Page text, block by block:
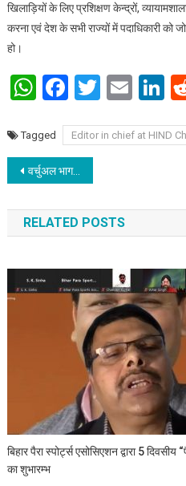
खिलाड़ियों के लिए प्रशिक्षण केन्द्रों,
करना एवं देश के सभी राज्यों में पदाधिकारी को
हो।
WhatsApp
Facebook
Twitter
Tagged Editor in chief at HIND
Post navigation
वर्चुअल भागलपुर जिला दिव्‍यांगजन समूह (डी.पी.जी.) का समीक्षात्‍मक बैठक का आयोजन
RELATED POSTS
बिहार पैरा स्पोर्ट्स एसोसिएशन द्वारा 5
का शुभारम्भ